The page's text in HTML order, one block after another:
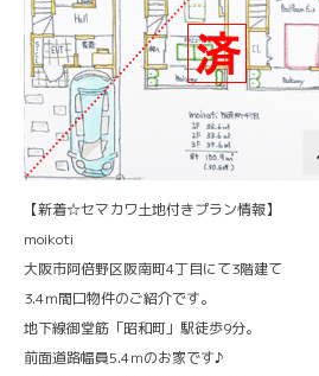
【新着☆セマカワ土地付きプラン情報】
moikoti
大阪市阿倍野区阪南町4丁目にて3階建て
3.4ｍ間口物件のご紹介です。
地下線御堂筋「昭和町」駅徒歩9分。
前面道路幅員5.4ｍのお家です♪